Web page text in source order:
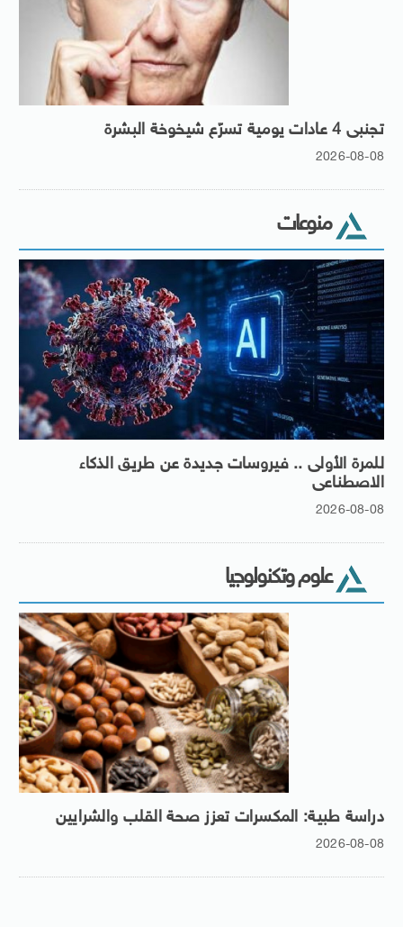
تجنبى 4 عادات يومية تسرّع شيخوخة البشرة
2026-08-08
منوعات
للمرة الأولى .. فيروسات جديدة عن طريق الذكاء
الاصطناعى
2026-08-08
علوم وتكنولوجيا
دراسة طبية: المكسرات تعزز صحة القلب والشرايين
2026-08-08